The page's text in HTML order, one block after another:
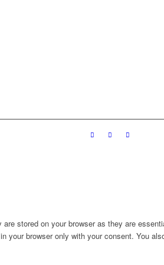
stored on your browser as they are
browser only with your consent. You